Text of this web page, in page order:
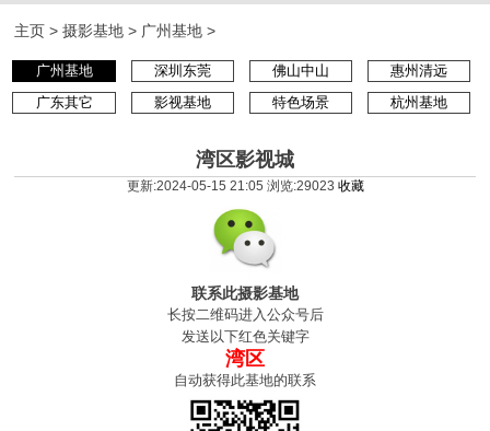
主页 >摄影基地 > 广州基地 >
广州基地 深圳东莞 佛山中山
惠州清远
广东其它
影视基地 特色场景 杭州基地
湾区影视城
更新:2024-05-15 21:05 浏览:29023 收藏
联系此摄影基地
长按二维码进入公众号后
发送以下红色关键字
湾区
自动获得此基地的联系